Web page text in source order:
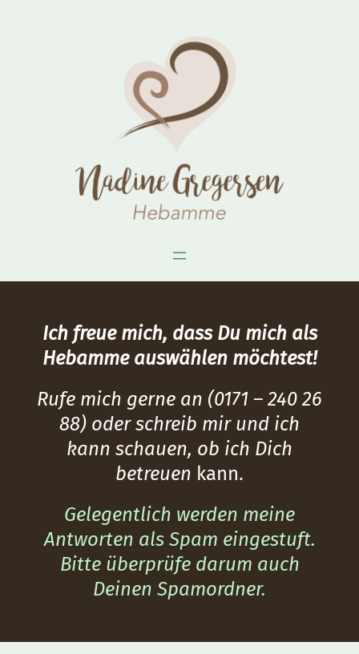
Ich freue mich, dass Du mich als
Hebamme auswählen möchtest!
Rufe mich gerne an (0171 – 240 26
88) oder schreib mir und ich
kann schauen, ob ich Dich
betreuen kann.
Gelegentlich werden meine
Antworten als Spam eingestuft.
Bitte überprüfe darum auch
Deinen Spamordner.